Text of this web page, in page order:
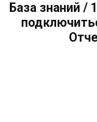
База знаний /